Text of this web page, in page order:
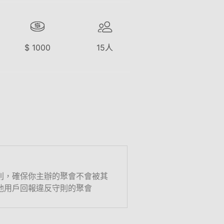
$ 1000 15人
，確保你主辦的聚會不會被其
用戶回報違反守則的聚會